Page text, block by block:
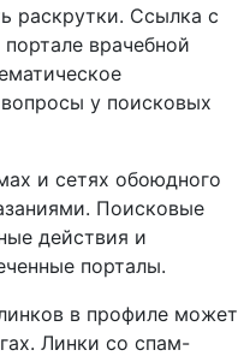
раскрутки. Ссылка с
врачебной
у поисковых
и сетях обоюдного
Поисковые
действия и
порталы.
в профиле может
Линки со спам-